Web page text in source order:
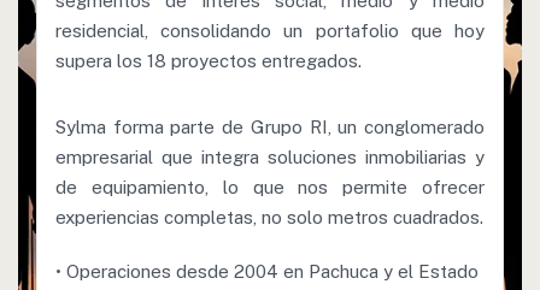
residencial, consolidando un portafolio que hoy
supera los 18 proyectos entregados.
Sylma forma parte de Grupo RI, un conglomerado
empresarial que integra soluciones inmobiliarias y
de equipamiento, lo que nos permite ofrecer
experiencias completas, no solo metros cuadrados.
• Operaciones desde 2004 en Pachuca y el Estado